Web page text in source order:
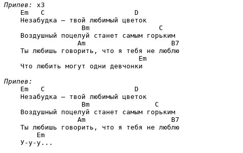
Припев:
x3
Em   C                      D
    Незабудка — твой любимый цветок
Bm                 C
    Воздушный поцелуй станет самым горьким
Am                     B7
    Ты любишь говорить, что я тебя не люблю
Em
    Что любить могут одни девчонки
Припев:
Em   C                      D
    Незабудка — твой любимый цветок
Bm                C
    Воздушный поцелуй станет самым горьким
Am                     B7
    Ты любишь говорить, что я тебя не люблю
Em
    У-у-у...